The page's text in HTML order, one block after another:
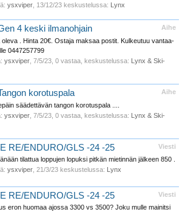
ysxviper 13/12/23 keskustelussa: Lynx
Aihe
4 keski ilmanohjain
. Hinta 20€. Ostaja maksaa postit. Kulkeutuu vantaa-
0447257799
ysxviper 7/5/23 , 0 vastaa, keskustelussa: Lynx & Ski-
Aihe
korotuspala
säädettävän tangon korotuspala ....
ysxviper 7/5/23 , 0 vastaa, keskustelussa: Lynx & Ski-
Viesti
RE/ENDURO/GLS -24 -25
tilattua loppujen lopuksi pitkän mietinnän jälkeen 850 .
ysxviper 21/3/23 keskustelussa: Lynx
Viesti
RE/ENDURO/GLS -24 -25
eron huomaa ajossa 3300 vs 3500? Joku mulle mainitsi